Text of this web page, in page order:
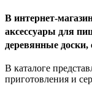
В интернет-
аксессуары для
деревянные доски,
В каталоге
приготовления и